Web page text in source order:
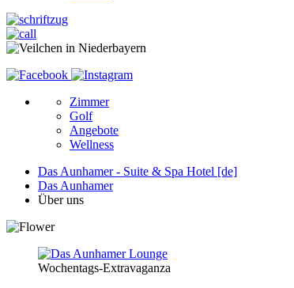
Zimmer
Golf
Angebote
Wellness
Das Aunhamer - Suite & Spa Hotel [de]
Das Aunhamer
Über uns
Wochentags-Extravaganza